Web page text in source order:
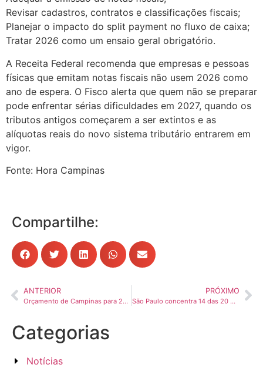
Revisar cadastros, contratos e classificações fiscais;
Planejar o impacto do split payment no fluxo de caixa;
Tratar 2026 como um ensaio geral obrigatório.
A Receita Federal recomenda que empresas e pessoas
físicas que emitam notas fiscais não usem 2026 como
ano de espera. O Fisco alerta que quem não se preparar
pode enfrentar sérias dificuldades em 2027, quando os
tributos antigos começarem a ser extintos e as
alíquotas reais do novo sistema tributário entrarem em
vigor.
Fonte: Hora Campinas
Compartilhe:
ANTERIOR
Orçamento de Campinas para 2026 será de R$ 11,7 bi
PRÓXIMO
São Paulo concentra 14 das 20 melhores rodovias do país, mostra pesquisa da CNT
Categorias
Notícias